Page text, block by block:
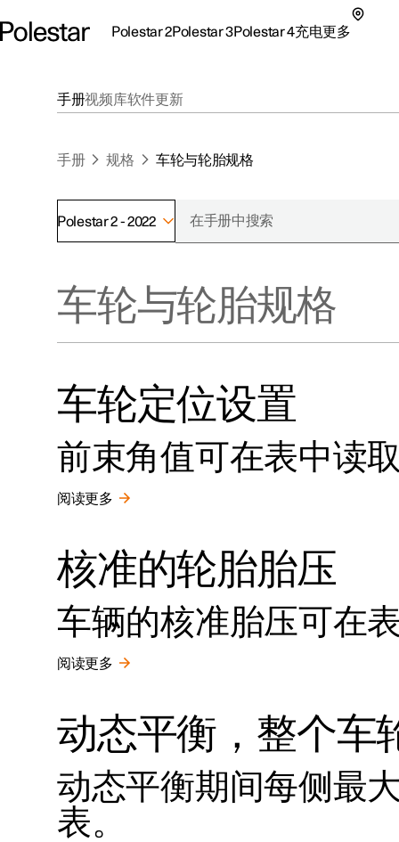
Polestar 2Polestar 3Polestar 4充电更多
探索Polestar 2
联系我们
探索Polestar 3
探索Polestar 4
探索充电
公共充电
车主服务
可持续性
新闻
（在新窗
手册视频库软件更新
手册 规格 车轮与轮胎规格
Polestar 2 - 2022
车轮与轮胎规格
车轮定位设置
前束角值可在表中读
阅读更多
核准的轮胎胎压
车辆的核准胎压可在
阅读更多
动态平衡，整个车
动态平衡期间每侧最
表。